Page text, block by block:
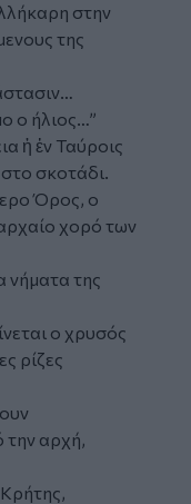
στην
της
ο ήλιος…”
Ταύροις
σκοτάδι.
Όρος, ο
χορό των
νήματα της
ο χρυσός
ρίζες
την αρχή,